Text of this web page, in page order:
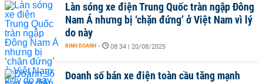
Làn sóng xe điện Trung Quốc tràn ngập Đông
Nam Á nhưng bị ‘chặn đứng’ ở Việt Nam vì lý
do này
KINH DOANH - 08:34 | 20/08/2025
Doanh số bán xe điện toàn cầu tăng mạnh